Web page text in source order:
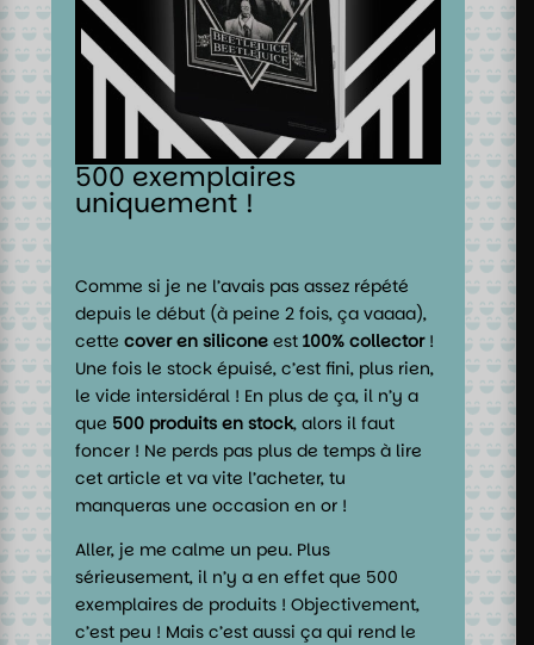
500 exemplaires
uniquement !
Comme si je ne l’avais pas assez répété
depuis le début (à peine 2 fois, ça vaaaa),
cette cover en silicone est 100% collector !
Une fois le stock épuisé, c’est fini, plus rien,
le vide intersidéral ! En plus de ça, il n’y a
que 500 produits en stock, alors il faut
foncer ! Ne perds pas plus de temps à lire
cet article et va vite l’acheter, tu
manqueras une occasion en or !
Aller, je me calme un peu. Plus
sérieusement, il n’y a en effet que 500
exemplaires de produits ! Objectivement,
c’est peu ! Mais c’est aussi ça qui rend le